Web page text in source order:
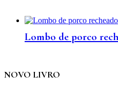
Lombo de porco
NOVO LIVRO